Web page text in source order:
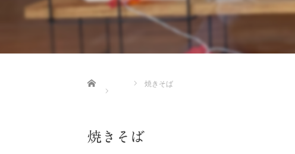
Home 焼きそば
焼きそば